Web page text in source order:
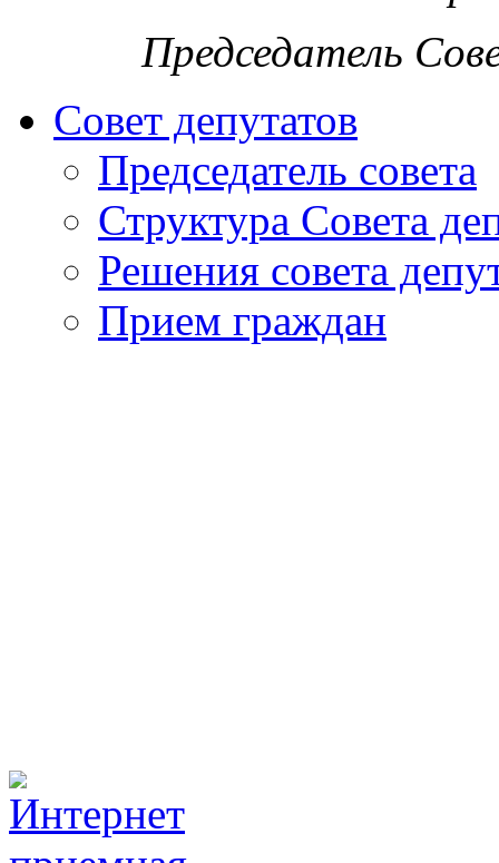
Председатель
Совет депутатов
Председатель совета
Структура Совета
Решения совета
Прием граждан